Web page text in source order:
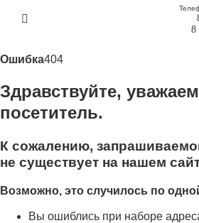
8
Ошибка404
Здравствуйте,
посетитель.
К сожалению,
не существует на нашем
Возможно, это случилось по
Вы ошиблись при наборе